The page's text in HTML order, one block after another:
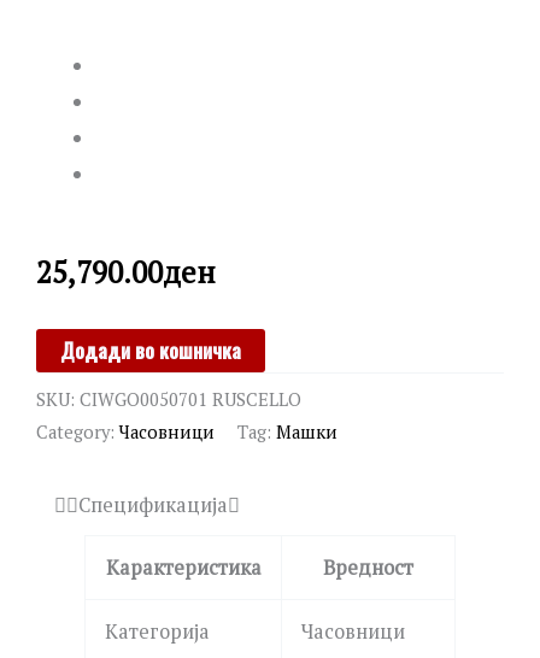
25,790.00ден
CERRUTI
Додади во кошничка
SKU: CIWGO0050701 RUSCELLO
Category:Часовници Tag: Машки
Спецификација
Карактеристика Вредност
Категорија Часовници